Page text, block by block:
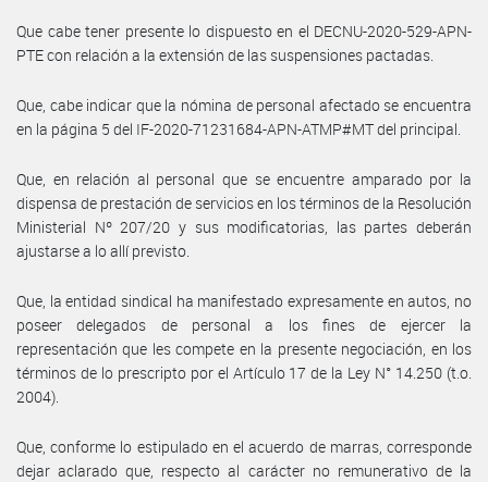
Que cabe tener presente lo dispuesto en el DECNU-2020-529-APN-
PTE con relación a la extensión de las suspensiones pactadas.
Que, cabe indicar que la nómina de personal afectado se encuentra
en la página 5 del IF-2020-71231684-APN-ATMP#MT del principal.
Que, en relación al personal que se encuentre amparado por la
dispensa de prestación de servicios en los términos de la Resolución
Ministerial Nº 207/20 y sus modificatorias, las partes deberán
ajustarse a lo allí previsto.
Que, la entidad sindical ha manifestado expresamente en autos, no
poseer delegados de personal a los fines de ejercer la
representación que les compete en la presente negociación, en los
términos de lo prescripto por el Artículo 17 de la Ley N° 14.250 (t.o.
2004).
Que, conforme lo estipulado en el acuerdo de marras, corresponde
dejar aclarado que, respecto al carácter no remunerativo de la